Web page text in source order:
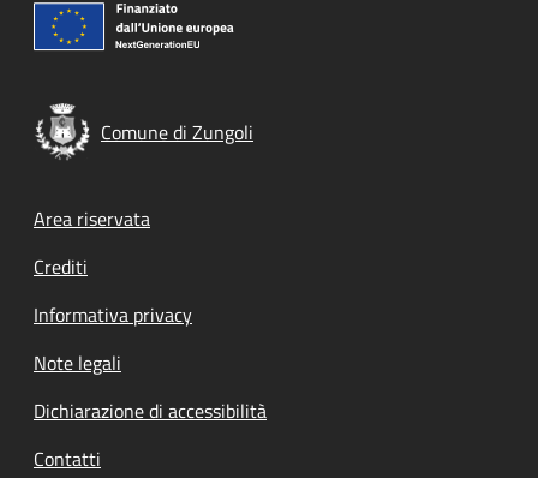
Comune di Zungoli
Footer menu
Area riservata
Crediti
Informativa privacy
Note legali
Dichiarazione di accessibilità
Contatti